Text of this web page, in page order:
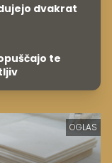
dvakrat
te
OGLAS